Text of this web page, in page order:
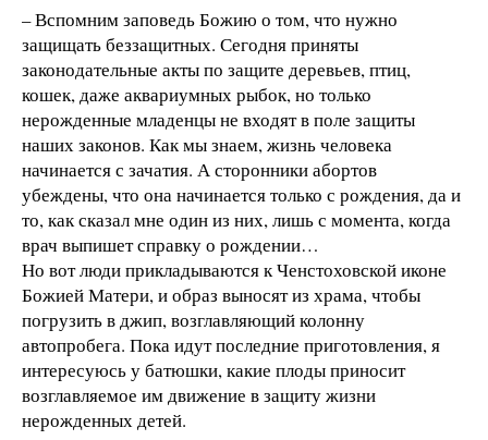
– Вспомним заповедь Божию о том, что нужно
защищать беззащитных. Сегодня приняты
законодательные акты по защите деревьев, птиц,
кошек, даже аквариумных рыбок, но только
нерожденные младенцы не входят в поле защиты
наших законов. Как мы знаем, жизнь человека
начинается с зачатия. А сторонники абортов
убеждены, что она начинается только с рождения, да и
то, как сказал мне один из них, лишь с момента, когда
врач выпишет справку о рождении…
Но вот люди прикладываются к Ченстоховской иконе
Божией Матери, и образ выносят из храма, чтобы
погрузить в джип, возглавляющий колонну
автопробега. Пока идут последние приготовления, я
интересуюсь у батюшки, какие плоды приносит
возглавляемое им движение в защиту жизни
нерожденных детей.